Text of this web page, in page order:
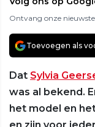
Ontvang onze
Toevoegen als
Dat Sylvia
was al bekend.
het model en